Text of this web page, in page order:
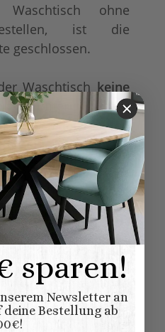
ohne
ist die
geschlossen.
Waschtisch keine
unter dem
optisch angedeutet.
aus Platzmangel,
möglich.
Standard-Platte, Holz
Möbel wird aufgebaut
geliefert
100% Nadelholz
(Fichte/Tanne)
sparen!
Newsletter an
Bestellung ab